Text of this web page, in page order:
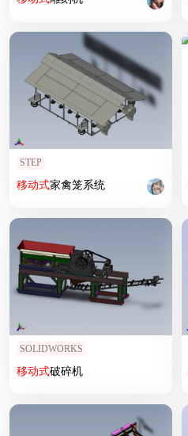
STEP
移动式家禽笼系统
SOLIDWORKS
移动式破碎机